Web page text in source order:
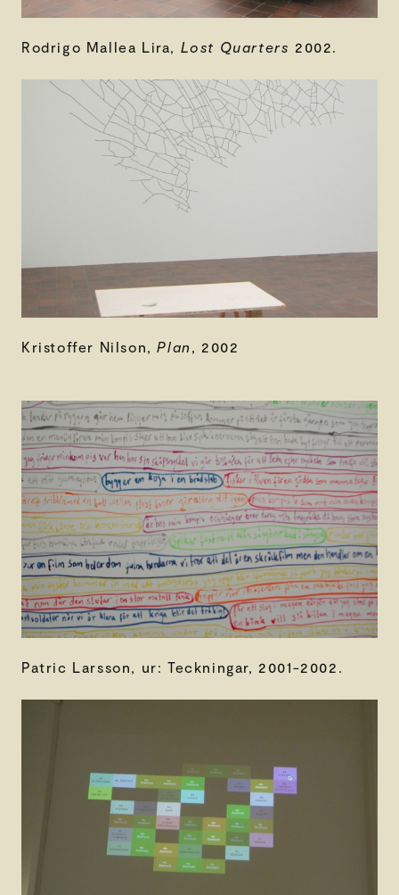
Rodrigo Mallea Lira, Lost Quarters 2002.
Kristoffer Nilson,Plan , 2002
Patric Larsson, ur: Teckningar, 2001-2002.